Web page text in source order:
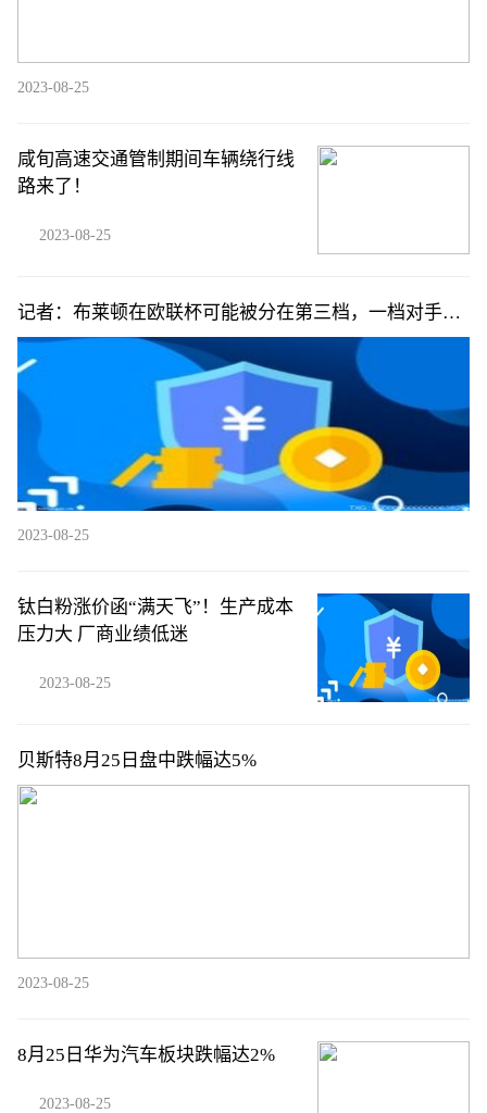
2023-08-25
咸旬高速交通管制期间车辆绕行线
路来了！
2023-08-25
记者：布莱顿在欧联杯可能被分在第三档，一档对手包
括罗马等队
2023-08-25
钛白粉涨价函“满天飞”！生产成本
压力大 厂商业绩低迷
2023-08-25
贝斯特8月25日盘中跌幅达5%
2023-08-25
8月25日华为汽车板块跌幅达2%
2023-08-25